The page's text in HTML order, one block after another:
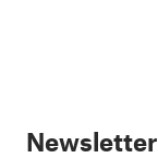
Newsletter